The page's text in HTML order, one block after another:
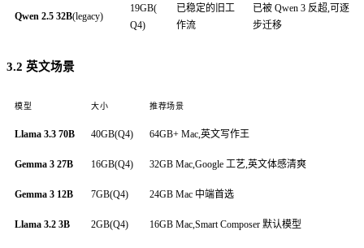
Qwen 2.5 32B(legacy)
19GB(
Q4)
已稳定的旧工
作流
已被 Qwen 3 反超,可逐
步迁移
3.2 英文场景
模型 大小 推荐场景
Llama 3.3 70B 40GB(Q4) 64GB+ Mac,英文写作王
Gemma 3 27B 16GB(Q4) 32GB Mac,Google 工艺,英文体感清爽
Gemma 3 12B 7GB(Q4) 24GB Mac 中端首选
Llama 3.2 3B 2GB(Q4) 16GB Mac,Smart Composer 默认模型